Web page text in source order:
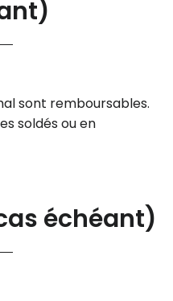
sont remboursables.
soldés ou en
échéant)